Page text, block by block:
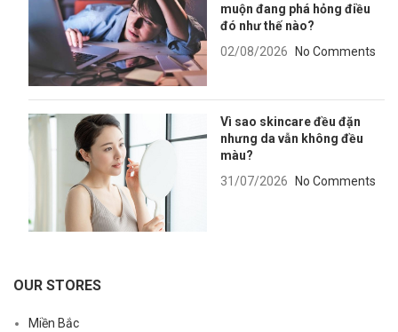
muộn đang phá hỏng điều
đó như thế nào?
02/08/2026
No Comments
Vì sao skincare đều đặn
nhưng da vẫn không đều
màu?
31/07/2026
No Comments
OUR STORES
Miền Bắc